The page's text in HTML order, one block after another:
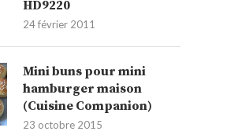
HD9220
24 février 2011
Mini buns pour mini
hamburger maison
(Cuisine Companion)
23 octobre 2015